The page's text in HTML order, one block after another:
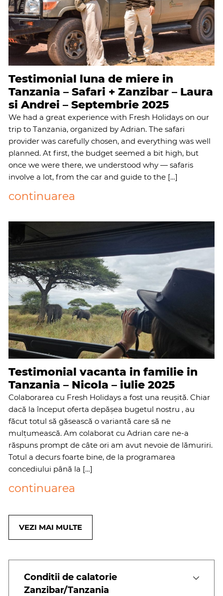
Testimonial luna de miere in
Tanzania – Safari + Zanzibar – Laura
si Andrei – Septembrie 2025
We had a great experience with Fresh Holidays on our
trip to Tanzania, organized by Adrian. The safari
provider was carefully chosen, and everything was well
planned. At first, the budget seemed a bit high, but
once we were there, we understood why — safaris
involve a lot, from the car and guide to the […]
continuarea
Testimonial vacanta in familie in
Tanzania – Nicola – iulie 2025
Colaborarea cu Fresh Holidays a fost una reușită. Chiar
dacă la început oferta depășea bugetul nostru , au
făcut totul să găsească o variantă care să ne
mulțumească. Am colaborat cu Adrian care ne-a
răspuns prompt de câte ori am avut nevoie de lămuriri.
Totul a decurs foarte bine, de la programarea
concediului până la […]
continuarea
VEZI MAI MULTE
Conditii de calatorie
Zanzibar/Tanzania